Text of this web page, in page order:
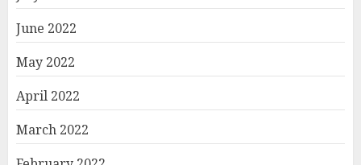
June 2022
May 2022
April 2022
March 2022